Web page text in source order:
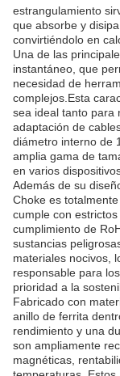
estrangulamiento
que absorbe y
convirtiéndolo en
Una de las
instantáneo, que
necesidad de
complejos.Esta
sea ideal tanto para
adaptación de
diámetro interno de
amplia gama de
en varios
Además de su
Choke es
cumple con
cumplimiento de
sustancias
materiales nocivos,
responsable para
prioridad a la
Fabricado con
anillo de ferrita
rendimiento y una
son ampliamente
magnéticas,